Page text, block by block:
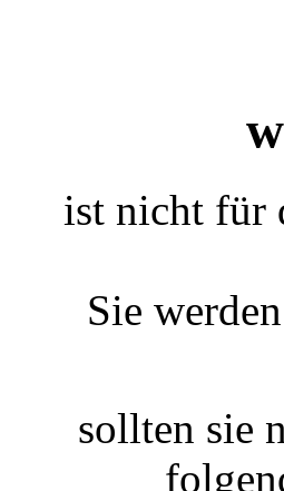
ist nicht für
Sie
sollten sie